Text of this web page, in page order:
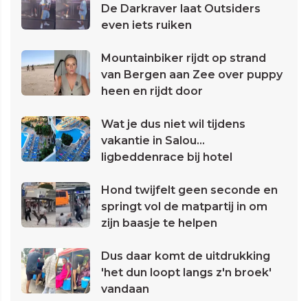
De Darkraver laat Outsiders
even iets ruiken
Mountainbiker rijdt op strand
van Bergen aan Zee over puppy
heen en rijdt door
Wat je dus niet wil tijdens
vakantie in Salou...
ligbeddenrace bij hotel
Hond twijfelt geen seconde en
springt vol de matpartij in om
zijn baasje te helpen
Dus daar komt de uitdrukking
'het dun loopt langs z'n broek'
vandaan